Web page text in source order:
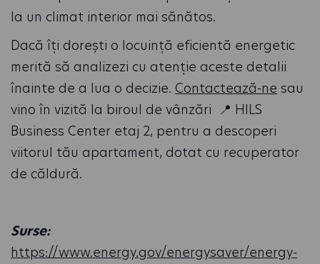
la un climat interior mai sănătos.
Dacă îți dorești o locuință eficientă energetic
merită să analizezi cu atenție aceste detalii
înainte de a lua o decizie. Contactează-ne sau
vino în vizită la biroul de vânzări 📍 HILS
Business Center etaj 2, pentru a descoperi
viitorul tău apartament, dotat cu recuperator
de căldură.
Surse:
https://www.energy.gov/energysaver/energy-